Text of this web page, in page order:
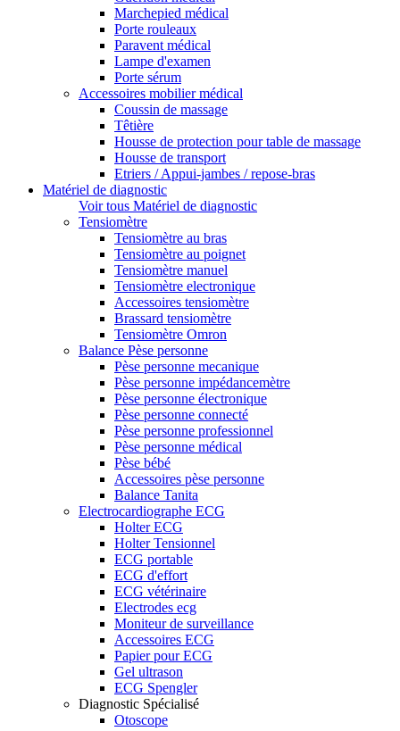
Marchepied médical
Porte rouleaux
Paravent médical
Lampe d'examen
Porte sérum
Accessoires mobilier médical
Coussin de massage
Têtière
Housse de protection pour table de massage
Housse de transport
Etriers / Appui-jambes / repose-bras
Matériel de diagnostic
Voir tous Matériel de diagnostic
Tensiomètre
Tensiomètre au bras
Tensiomètre au poignet
Tensiomètre manuel
Tensiomètre electronique
Accessoires tensiomètre
Brassard tensiomètre
Tensiomètre Omron
Balance Pèse personne
Pèse personne mecanique
Pèse personne impédancemètre
Pèse personne électronique
Pèse personne connecté
Pèse personne professionnel
Pèse personne médical
Pèse bébé
Accessoires pèse personne
Balance Tanita
Electrocardiographe ECG
Holter ECG
Holter Tensionnel
ECG portable
ECG d'effort
ECG vétérinaire
Electrodes ecg
Moniteur de surveillance
Accessoires ECG
Papier pour ECG
Gel ultrason
ECG Spengler
Diagnostic Spécialisé
Otoscope